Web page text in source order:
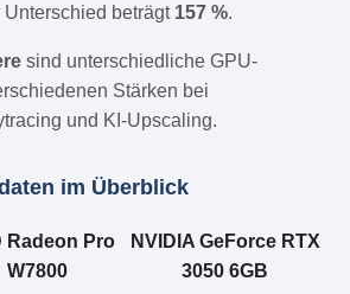
Unterschied beträgt 157 %.
sind unterschiedliche GPU-
Stärken bei
und KI-Upscaling.
im Überblick
Radeon Pro
W7800
NVIDIA GeForce RTX
3050 6GB